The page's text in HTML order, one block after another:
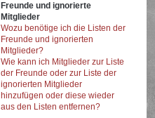
Freunde und ignorierte
Mitglieder
Wozu benötige ich die Listen der
Freunde und ignorierten
Mitglieder?
Wie kann ich Mitglieder zur Liste
der Freunde oder zur Liste der
ignorierten Mitglieder
hinzufügen oder diese wieder
aus den Listen entfernen?